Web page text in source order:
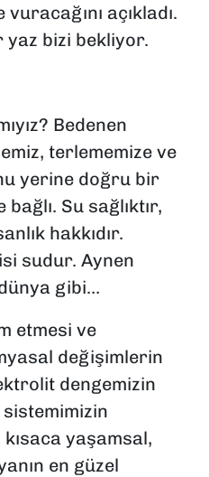
açıkladı.
yaz bizi bekliyor.
Bedenen
terlememize ve
yerine doğru bir
Su sağlıktır,
hakkıdır.
sudur. Aynen
dünya gibi…
etmesi ve
değişimlerin
dengemizin
sistemimizin
yaşamsal,
en güzel